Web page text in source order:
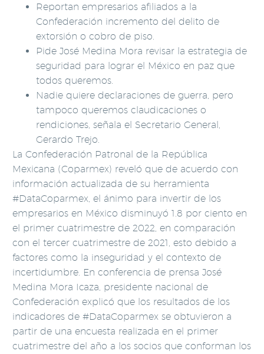
Reportan empresarios afiliados a la
Confederación incremento del delito de
extorsión o cobro de piso.
Pide José Medina Mora revisar la estrategia de
seguridad para lograr el México en paz que
todos queremos.
Nadie quiere declaraciones de guerra, pero
tampoco queremos claudicaciones o
rendiciones, señala el Secretario General,
Gerardo Trejo.
La Confederación Patronal de la República
Mexicana (Coparmex) reveló que de acuerdo con
información actualizada de su herramienta
#DataCoparmex, el ánimo para invertir de los
empresarios en México disminuyó 1.8 por ciento en
el primer cuatrimestre de 2022, en comparación
con el tercer cuatrimestre de 2021, esto debido a
factores como la inseguridad y el contexto de
incertidumbre. En conferencia de prensa José
Medina Mora Icaza, presidente nacional de
Confederación explicó que los resultados de los
indicadores de #DataCoparmex se obtuvieron a
partir de una encuesta realizada en el primer
cuatrimestre del año a los socios que conforman los